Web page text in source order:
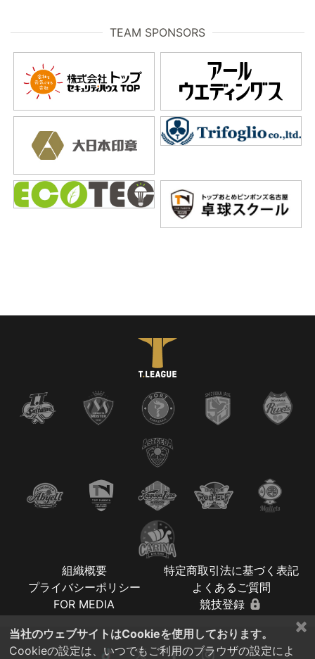
TEAM SPONSORS
組織概要
特定商取引法に基づく表記
プライバシーポリシー
よくあるご質問
FOR MEDIA
競技登録
×
当社のウェブサイトはCookieを使用しております。
Cookieの設定は、いつでもご利用のブラウザの設定によ